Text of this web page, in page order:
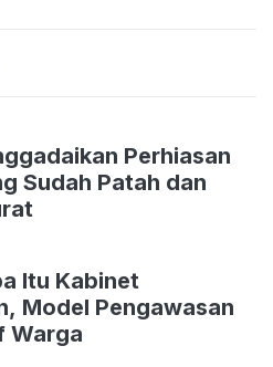
Perhiasan
Sudah Patah dan
Itu Kabinet
Warga